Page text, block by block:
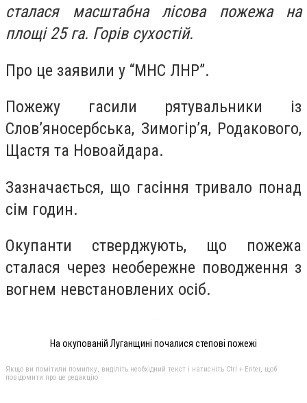
сталася масштабна лісова пожежа на
площі 25 га. Горів сухостій.
Про це заявили у “МНС ЛНР”.
Пожежу гасили рятувальники із
Слов’яносербська, Зимогір’я, Родакового,
Щастя та Новоайдара.
Зазначається, що гасіння тривало понад
сім годин.
Окупанти стверджують, що пожежа
сталася через необережне поводження з
вогнем невстановлених осіб.
На окупованій Луганщині почалися степові пожежі
Якщо ви помітили помилку, виділіть необхідний текст і натисніть Ctrl + Enter, щоб
повідомити про це редакцію